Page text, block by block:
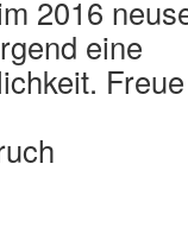
2016
eine